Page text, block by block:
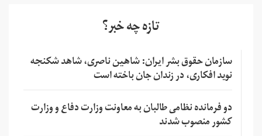
تازه چه خبر؟
سازمان حقوق بشر ایران: شاهین ناصری، شاهد شکنجه
نوید افکاری، در زندان جان باخته است
دو فرمانده نظامی طالبان به معاونت وزارت دفاع و وزارت
کشور منصوب شدند